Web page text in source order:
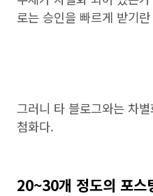
로는 승인을 빠르게 받기
그러니 타 블로그와는 차
첨화다.
20~30개 정도의 포스